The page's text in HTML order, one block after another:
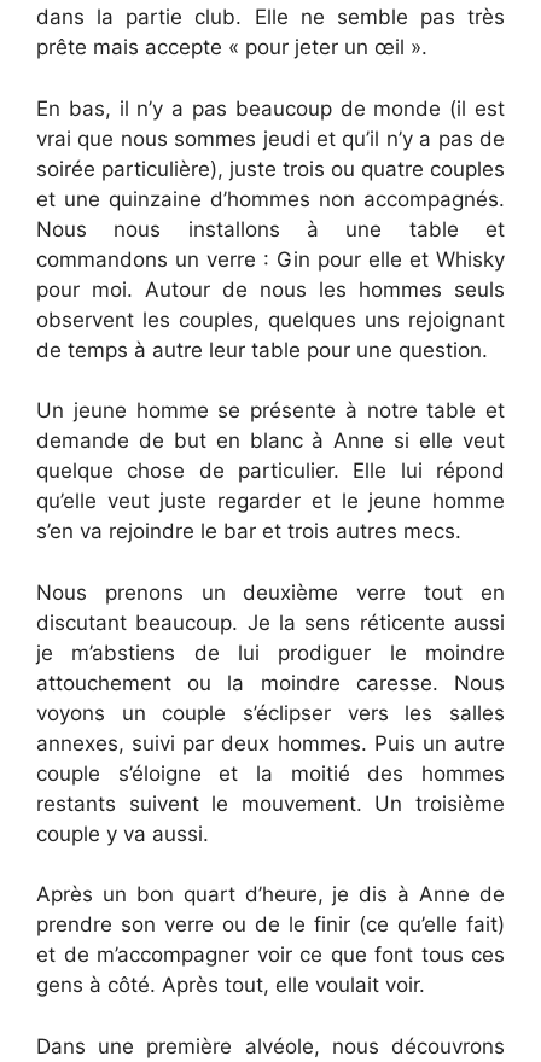
dans la partie club. Elle ne semble pas très
prête mais accepte « pour jeter un œil ».
En bas, il n’y a pas beaucoup de monde (il est
vrai que nous sommes jeudi et qu’il n’y a pas de
soirée particulière), juste trois ou quatre couples
et une quinzaine d’hommes non accompagnés.
Nous nous installons à une table et
commandons un verre : Gin pour elle et Whisky
pour moi. Autour de nous les hommes seuls
observent les couples, quelques uns rejoignant
de temps à autre leur table pour une question.
Un jeune homme se présente à notre table et
demande de but en blanc à Anne si elle veut
quelque chose de particulier. Elle lui répond
qu’elle veut juste regarder et le jeune homme
s’en va rejoindre le bar et trois autres mecs.
Nous prenons un deuxième verre tout en
discutant beaucoup. Je la sens réticente aussi
je m’abstiens de lui prodiguer le moindre
attouchement ou la moindre caresse. Nous
voyons un couple s’éclipser vers les salles
annexes, suivi par deux hommes. Puis un autre
couple s’éloigne et la moitié des hommes
restants suivent le mouvement. Un troisième
couple y va aussi.
Après un bon quart d’heure, je dis à Anne de
prendre son verre ou de le finir (ce qu’elle fait)
et de m’accompagner voir ce que font tous ces
gens à côté. Après tout, elle voulait voir.
Dans une première alvéole, nous découvrons